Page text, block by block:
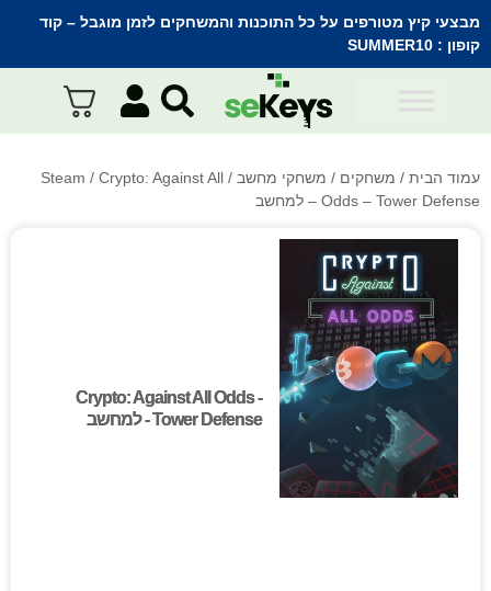
מבצעי קיץ מטורפים על כל התוכנות והמשחקים לזמן מוגבל – קוד
קופון : SUMMER10
עמוד הבית / משחקים / משחקי מחשב /
Steam / Crypto: Against All
Odds – Tower Defense – למחשב
Crypto: Against All Odds -
Tower Defense - למחשב
Crypto: Against All Odds -
Tower Defense - למחשב